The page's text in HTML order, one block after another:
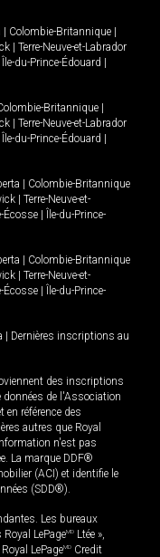
Colombie-Britannique
Terre-Neuve-et-Labrador
Île-du-Prince-Édouard
Britannique
Terre-Neuve-et-Labrador
Île-du-Prince-Édouard
Colombie-Britannique
Terre-Neuve-et-
Écosse
Île-du-Prince-
Colombie-Britannique
Terre-Neuve-et-
Écosse
Île-du-Prince-
Dernières inscriptions au
des inscriptions
de l'Association
référence des
autres que Royal
n'est pas
La marque DDF®
(ACI) et identifie le
(SDD®).
Les bureaux
LePageMD Ltée »,
Royal LePageMD Credit